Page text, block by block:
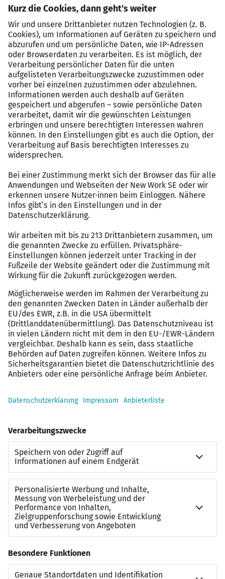
Sehr gute MS-Office-Kenntnisse (insbesondere
Excel)
Affinität zu digitalen Tools und Prozessen
Idealerweise Erfahrung mit immobilienbezogener
Software (z. B. iX-Haus, K-Zwo oder vergleichbar)
Freude daran, Prozesse aktiv mitzugestalten und
zu optimieren
Vergütungspaket
Entwicklungsperspektive in einem
zukunftsorientierten Unternehmen
Unbefristete Festanstellung mit attraktivem
Modernes Arbeitsumfeld mit Fokus auf
Digitalisierung und Innovation
Möglichkeit zum mobilen Arbeiten (bis zu 2
Tage/Woche nach Einarbeitung)
Flache Hierarchien und schnelle
Entscheidungswege
Zusammenarbeit in einem hochqualifizierten,
engagierten Team
Immobilien und nachhaltiger Investments
Infrastruktur
Kontakt
Marcel Behn
Referenznummer
JN-052026-7021686
Beraterkontakt